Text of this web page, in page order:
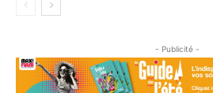
- Publicité -